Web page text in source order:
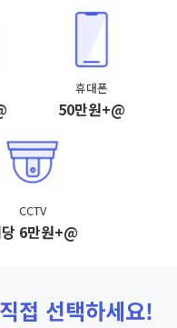
휴대폰
50만원+@
CCTV
6만원+@
직접 선택하세요!